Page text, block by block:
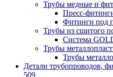
Трубы медные и
Пресс-
Фитинги под
Трубы из сшитого
Система
Трубы
Трубы
Детали трубопроводов,
509